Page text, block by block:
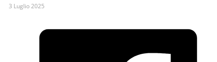
3 Luglio 2025